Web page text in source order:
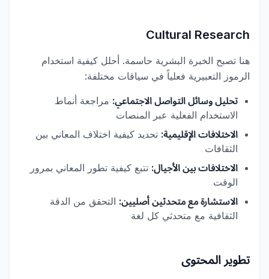
Cultural Research
هنا تصبح الخبرة البشرية حاسمة. أحلل كيفية استخدام
الرموز التعبيرية فعلياً في سياقات مختلفة:
تحليل وسائل التواصل الاجتماعي: مراجعة أنماط
الاستخدام الفعلية عبر المنصات
الاختلافات الإقليمية: تحديد كيفية اختلاف المعاني بين
الثقافات
الاختلافات بين الأجيال: تتبع كيفية تطور المعاني بمرور
الوقت
الاستشارة مع متحدثين أصليين: التحقق من الدقة
الثقافية مع متحدثي كل لغة
تطوير المحتوى